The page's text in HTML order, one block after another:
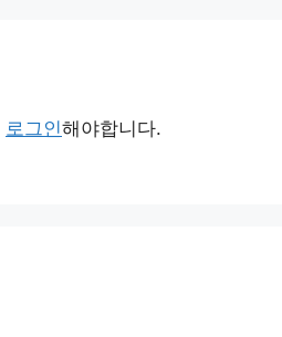
로그인해야합니다.